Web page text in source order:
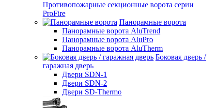
Противопожарные секционные ворота серии
ProFire
Панорамные ворота
Панорамные ворота AluTrend
Панорамные ворота AluPro
Панорамные ворота AluTherm
Боковая дверь /
гаражная дверь
Двери SDN-1
Двери SDN-2
Двери SD-Thermo